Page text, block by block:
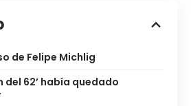
de Felipe Michlig
62’ había quedado